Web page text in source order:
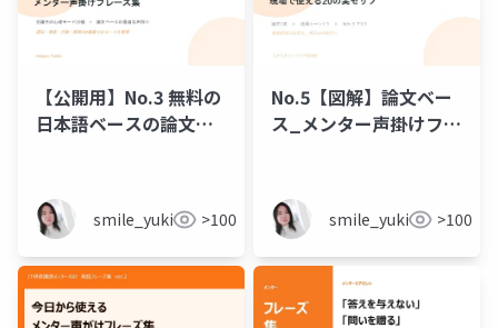
【公開用】No.3 無料の
日本語ベースの論文を
smile_yukiko_it>100
No.5【図解】論文ベー
ス_メンター声掛けフレ
smile_yukiko_it>100